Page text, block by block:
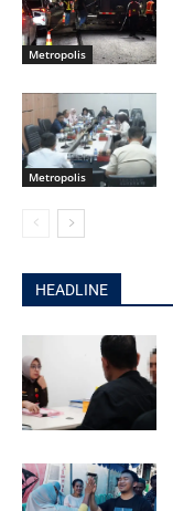
Metropolis
Metropolis
HEADLINE